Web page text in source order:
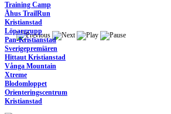
Training Camp
Åhus TrailRun
Kristianstad
Löpargrupp
Pan-Kristianstad
Sverigepremiären
Hittaut Kristianstad
Vånga Mountain
Xtreme
Blodomloppet
Orienteringscentrum
Kristianstad